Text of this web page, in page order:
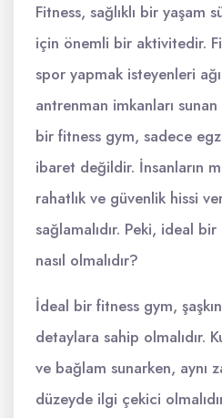
Fitness, sağlıklı bir yaşam
için önemli bir aktivitedir.
spor yapmak isteyenleri
antrenman imkanları
bir fitness gym, sadece
ibaret değildir. İnsanların
rahatlık ve güvenlik hissi
sağlamalıdır. Peki, ideal
nasıl olmalıdır?
İdeal bir fitness gym,
detaylara sahip olmalıdır.
ve bağlam sunarken, aynı
düzeyde ilgi çekici